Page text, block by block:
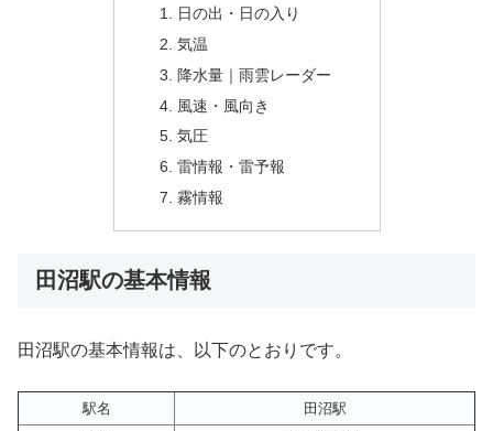
日の出・日の入り
気温
降水量｜雨雲レーダー
風速・風向き
気圧
雷情報・雷予報
霧情報
田沼駅の基本情報
田沼駅の基本情報は、以下のとおりです。
駅名
田沼駅